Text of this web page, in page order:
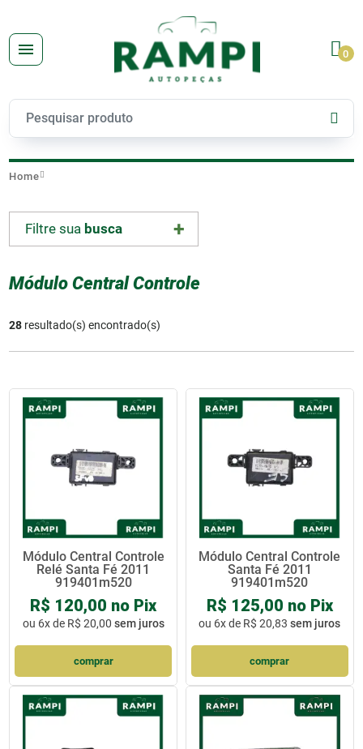
0
Home
Filtre sua busca
Módulo Central Controle
28 resultado(s) encontrado(s)
Módulo Central Controle
Relé Santa Fé 2011
919401m520
R$ 120,00 no Pix
ou 6x de R$ 20,00 sem juros
comprar
Módulo Central Controle
Santa Fé 2011
919401m520
R$ 125,00 no Pix
ou 6x de R$ 20,83 sem juros
comprar